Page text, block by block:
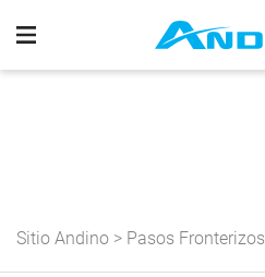
Sitio Andino > Pasos Fronterizos